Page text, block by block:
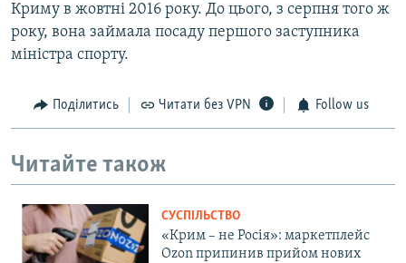
Криму в жовтні 2016 року. До цього, з серпня того ж
року, вона займала посаду першого заступника
міністра спорту.
Поділитись Читати без VPN Follow us
Читайте також
СУСПІЛЬСТВО
«Крим – не Росія»: маркетплейс
Ozon припинив прийом нових